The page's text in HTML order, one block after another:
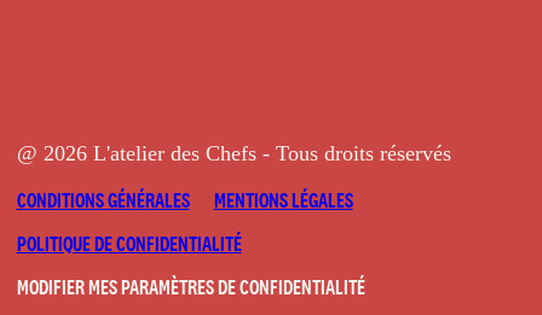
@ 2026 L'atelier des Chefs - Tous droits réservés
CONDITIONS GÉNÉRALES
MENTIONS LÉGALES
POLITIQUE DE CONFIDENTIALITÉ
MODIFIER MES PARAMÈTRES DE CONFIDENTIALITÉ